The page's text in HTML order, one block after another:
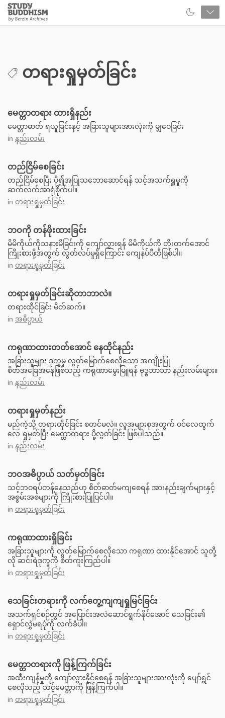
Close
Study
Buddhism
တရားရှုမှတ်ခြင်း
မေတ္တာတရား ထားရှိနည်း
မေတ္တာဓာတ် ရယူခြင်းနှင့် အခြားသူများအားလုံးကို မျှဝေခြင်း
in နည်းလမ်း
တည်ငြိမ်စေခြင်း
တည်ငြိမ်စေပြီး ပို၍အပြုသဘောဆောင်ရန် သင့်အသက်ရှူမှုကို
ဆက်လက်အာရုံစိုက်ပါ။
in တရားရှုမှတ်ခြင်း
ဘဝကို တန်ဖိုးထားခြင်း
မိမိကိုယ်ကိုသနားမိခြင်းကို ကျော်လွှားရန် မိမိကိုယ်ကို တိုးတက်အောင်
ကြိုးစားဖို့အတွက် လွတ်လပ်မှုရှိကြောင်း ကျေနပ်ပီတိဖြစ်ပါ။
in တရားရှုမှတ်ခြင်း
တရားရှုမှတ်ခြင်းဆိုတာဘာလဲ။
တရားထိုင်ခြင်း မိတ်ဆက်။
in အဓိပ္ပာယ်
ကရုဏာထားတတ်အောင် နေထိုင်နည်း
အခြားသူများ ဒုက္ခမှ လွတ်မြောက်စေလိုသော အကျိုးပြု
စိတ်အခြေအနေဖြစ်သည့် ကရုဏာမွေးမြူရန် ဗုဒ္ဓဘာသာ နည်းလမ်းများ။
in နည်းလမ်း
တရားရှုမှတ်နည်း
မည်ကဲ့သို့ တရားထိုင်ခြင်း စတင်မလဲ။ လူအများစုအတွက် ဝင်လေထွက်
လေ ရှုမှတ်ပြီး မေတ္တာတရား ပို့လွှတ်ခြင်း ဖြစ်ပါသည်။
in နည်းလမ်း
ဘဝအဓိပ္ပာယ် သတ်မှတ်ခြင်း
သင့်ဘဝရပ်တန့်နေသည်ဟု စိတ်ဓာတ်မကျစေရန် အားနည်းချက်များနှင့်
အစွမ်းအစများကို ကြိုးစားပြုပြင်ပါ။
in တရားရှုမှတ်ခြင်း
ကရုဏာထားရှိခြင်း
အခြားသူများကို လွတ်မြောက်စေလိုသော ကရုဏာ ထားနိုင်အောင် သူတို့
လို ဆင်းရဲဒုက္ခကို စိတ်ကူးကြည်ပါ။
in တရားရှုမှတ်ခြင်း
သေခြင်းတရားကို လက်တွေ့ကျကျရှုမြင်ခြင်း
အသက်ရှင်စဉ်တွင် အပြောင်းအလဲဆောင်ရွက်နိုင်အောင် သေခြင်း၏
ရှောင်လွှဲမရပုံကို လက်ခံပါ။
in တရားရှုမှတ်ခြင်း
မေတ္တာတရားကို ဖြန့်ကြက်ခြင်း
အထီးကျန်မှုကို ကျော်လွှားနိုင်စေရန် အခြားသူများအားလုံးကို ပျော်ရွှင်
စေလိုသည့် သင့်မေတ္တာကို ဖြန့်ကြက်ပါ။
in တရားရှုမှတ်ခြင်း